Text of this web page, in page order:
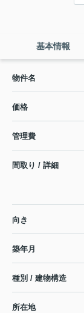
基本情報
物件名
価格
管理費
間取り / 詳細
向き
築年月
種別 / 建物構造
所在地